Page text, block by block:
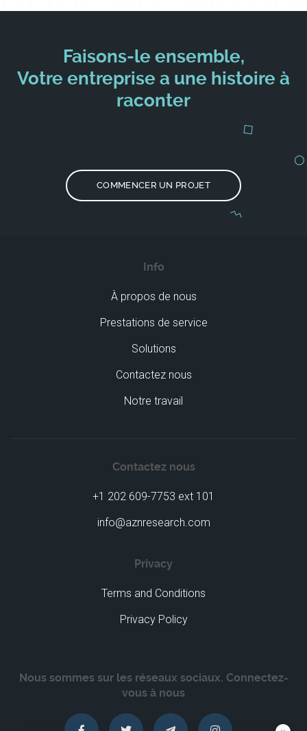
Faisons-le ensemble,
Votre entreprise a une histoire à
raconter
COMMENCER UN PROJET
Nous sommes sur les réseaux sociaux. Connectez-
vous à nous
Info
À propos de nous
Prestations de service
Solutions
Contactez nous
Notre travail
Contactez nous
+1 202 609-7753 ext 101
info@aznresearch.com
Privacy
Terms and Conditions
Privacy Policy